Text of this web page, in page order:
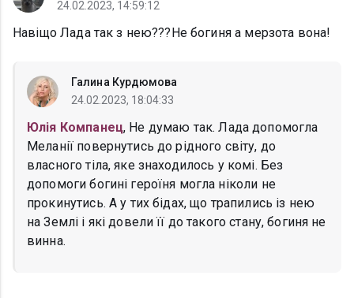
24.02.2023, 14:59:12
Навіщо Лада так з нею???Не богиня а мерзота вона!
Галина Курдюмова
24.02.2023, 18:04:33
Юлія Компанец, Не думаю так. Лада допомогла
Меланії повернутись до рідного світу, до
власного тіла, яке знаходилось у комі. Без
допомоги богині героїня могла ніколи не
прокинутись. А у тих бідах, що трапились із нею
на Землі і які довели її до такого стану, богиня не
винна.